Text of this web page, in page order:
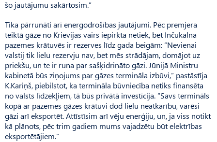
šo jautājumu sakārtosim.”
Tika pārrunāti arī energodrošības jautājumi. Pēc premjera
teiktā gāze no Krievijas vairs iepirkta netiek, bet Inčukalna
pazemes krātuvēs ir rezerves līdz gada beigām: “Nevienai
valstij tik lielu rezervju nav, bet mēs strādājam, domājot uz
priekšu, un te ir runa par sašķidrināto gāzi. Jūnijā Ministru
kabinetā būs ziņojums par gāzes termināla izbūvi,” pastāstīja
K.Kariņš, piebilstot, ka termināla būvniecība netiks finansēta
no valsts līdzekļiem, tā būs privātā investīcija. “Savs termināls
kopā ar pazemes gāzes krātuvi dod lielu neatkarību, varēsi
gāzi arī eksportēt. Attīstīsim arī vēju enerģiju, un, ja viss notikt
kā plānots, pēc trim gadiem mums vajadzētu būt elektrības
eksportētājiem.”